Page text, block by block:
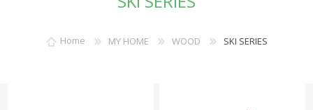
Home MY HOME WOOD SKI SERIES